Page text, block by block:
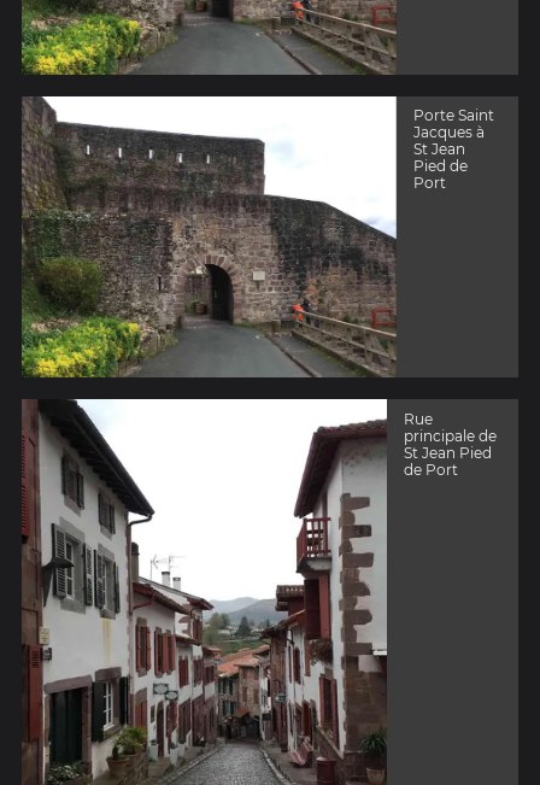
Porte Saint
Jacques à
St Jean
Pied de
Port
Rue
principale de
St Jean Pied
de Port